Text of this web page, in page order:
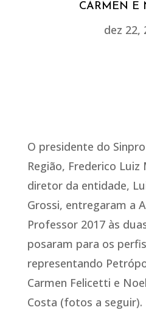
CARMEN E
dez 22,
O presidente do
Região, Frederico
diretor da entidade,
Grossi, entregaram a
Professor 2017 às
posaram para os
representando
Carmen Felicetti e
Costa (fotos a seguir).